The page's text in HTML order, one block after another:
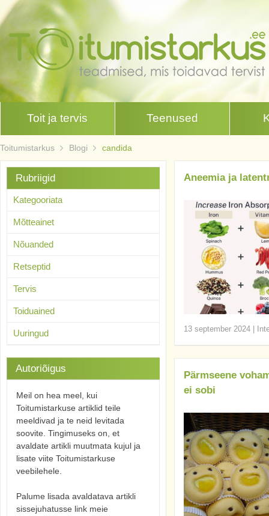
Toit ja tervis Teenused
Toitumistarkus Blogi candida
Aneemia ja
13 september 2024
Pärmseene
ei sobi
Rubriigid
Kategooriata
Mõtteainet
Nõuanded
Retseptid
Tervis
Toiduained
Uuringud
Autoriõigus
Meil on hea meel, kui
Toitumistarkuse artiklid teile
meeldivad ja te neid levitada
soovite. Tingimuseks on, et
avaldate artikli muutmata kujul ja
lisate viite Toitumistarkuse
veebilehele.
Palume lisada avaldatava artikli
sissejuhatusse link meie